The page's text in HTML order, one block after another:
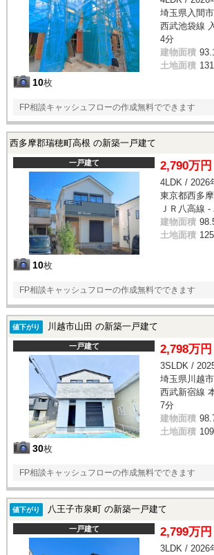
10枚
埼玉県入間
西武池袋線
4分
建物面積
土地面積
FP相談キャッシュフローの作成無料でできます
西多摩郡瑞穂町高根 の新築一戸建て
一戸建て
10枚
2,790万円
4LDK / 2026
東京都西多
ＪＲ八高線
建物面積
土地面積
FP相談キャッシュフローの作成無料でできます
値下がり 川越市山田 の新築一戸建て
一戸建て
30枚
2,798万円
3SLDK /
埼玉県川越
西武新宿線
7分
建物面積
土地面積
FP相談キャッシュフローの作成無料でできます
値下がり 八王子市泉町 の新築一戸建て
一戸建て 2,799万円
3LDK / 2026